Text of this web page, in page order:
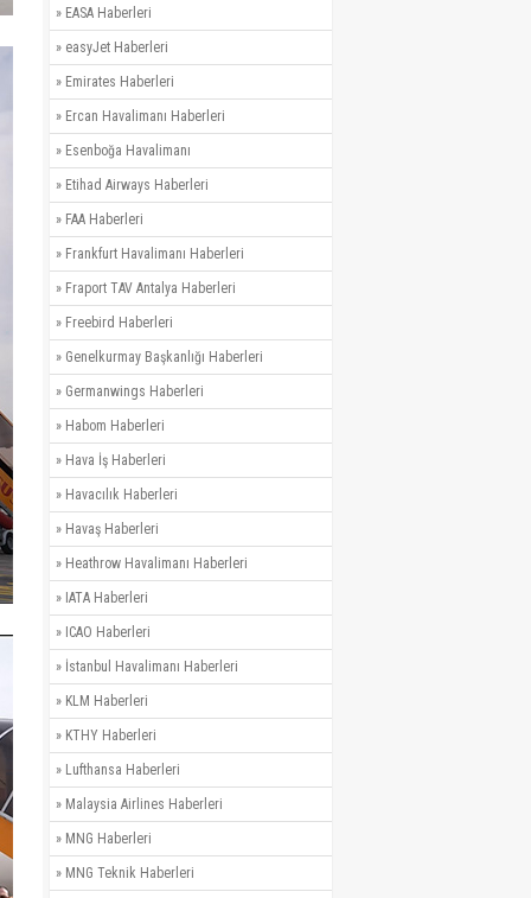
» EASA Haberleri
» easyJet Haberleri
» Emirates Haberleri
» Ercan Havalimanı Haberleri
» Esenboğa Havalimanı
» Etihad Airways Haberleri
» FAA Haberleri
» Frankfurt Havalimanı Haberleri
» Fraport TAV Antalya Haberleri
» Freebird Haberleri
» Genelkurmay Başkanlığı Haberleri
» Germanwings Haberleri
» Habom Haberleri
» Hava İş Haberleri
» Havacılık Haberleri
» Havaş Haberleri
» Heathrow Havalimanı Haberleri
» IATA Haberleri
» ICAO Haberleri
» İstanbul Havalimanı Haberleri
» KLM Haberleri
» KTHY Haberleri
» Lufthansa Haberleri
» Malaysia Airlines Haberleri
» MNG Haberleri
» MNG Teknik Haberleri